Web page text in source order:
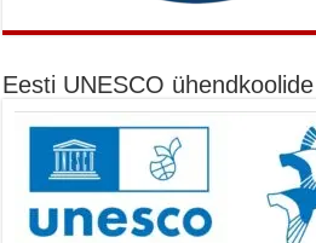
Eesti UNESCO